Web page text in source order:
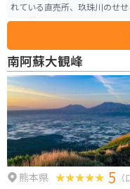
れている直売所、玖珠川のせ
どが併設されています。 ツーリングで訪れる際は、耶馬渓や玖珠町の雄大な
自然の中を走り抜けることが
「清水湧水」や、日本の滝百
光スポットも点在しており、バイ
は、玖珠町の特産品である「
たお土産などが人気です。ま
四季折々の景色を楽しむこと
南阿蘇大観峰
熊本県 5